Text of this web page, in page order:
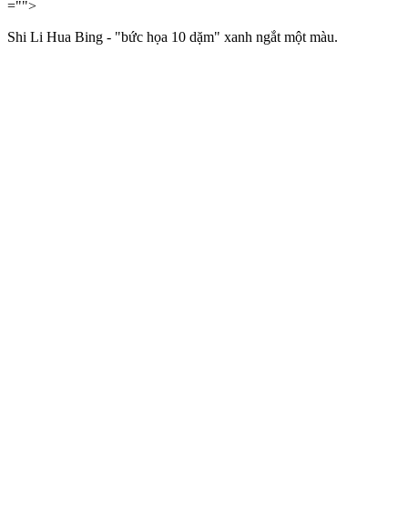
="">
Shi Li Hua Bing - "bức họa 10 dặm" xanh ngắt một màu.